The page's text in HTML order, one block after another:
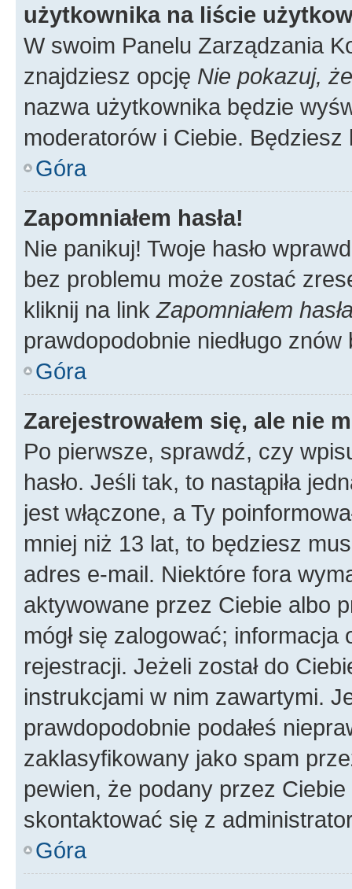
użytkownika na liście
W swoim Panelu Zarządzania
znajdziesz opcję Nie pokazuj,
nazwa użytkownika będzie
moderatorów i Ciebie.
Góra
Zapomniałem hasła!
Nie panikuj! Twoje hasło
bez problemu może zostać
kliknij na link Zapomniałem
prawdopodobnie niedługo
Góra
Zarejestrowałem się, ale nie
Po pierwsze, sprawdź, czy
hasło. Jeśli tak, to nastąpiła
jest włączone, a Ty
mniej niż 13 lat, to będziesz
adres e-mail. Niektóre fora
aktywowane przez Ciebie albo
mógł się zalogować;
rejestracji. Jeżeli został do
instrukcjami w nim zawartymi.
prawdopodobnie podałeś
zaklasyfikowany jako spam
pewien, że podany przez
skontaktować się z
Góra